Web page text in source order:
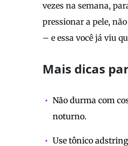
vezes na semana,
pressionar a pele,
– e essa você já viu
Mais dicas
Não durma com
noturno.
Use tônico